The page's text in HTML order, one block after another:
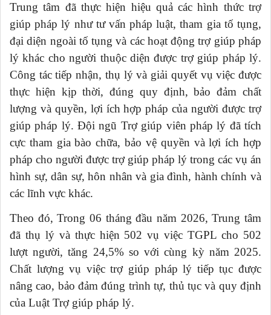
Trung tâm đã thực hiện hiệu quả các hình thức trợ
giúp pháp lý như tư vấn pháp luật, tham gia tố tụng,
đại diện ngoài tố tụng và các hoạt động trợ giúp pháp
lý khác cho người thuộc diện được trợ giúp pháp lý.
Công tác tiếp nhận, thụ lý và giải quyết vụ việc được
thực hiện kịp thời, đúng quy định, bảo đảm chất
lượng và quyền, lợi ích hợp pháp của người được trợ
giúp pháp lý. Đội ngũ Trợ giúp viên pháp lý đã tích
cực tham gia bào chữa, bảo vệ quyền và lợi ích hợp
pháp cho người được trợ giúp pháp lý trong các vụ án
hình sự, dân sự, hôn nhân và gia đình, hành chính và
các lĩnh vực khác.
Theo đó, Trong 06 tháng đầu năm 2026, Trung tâm
đã thụ lý và thực hiện 502 vụ việc TGPL cho 502
lượt người, tăng 24,5% so với cùng kỳ năm 2025.
Chất lượng vụ việc trợ giúp pháp lý tiếp tục được
nâng cao, bảo đảm đúng trình tự, thủ tục và quy định
của Luật Trợ giúp pháp lý.